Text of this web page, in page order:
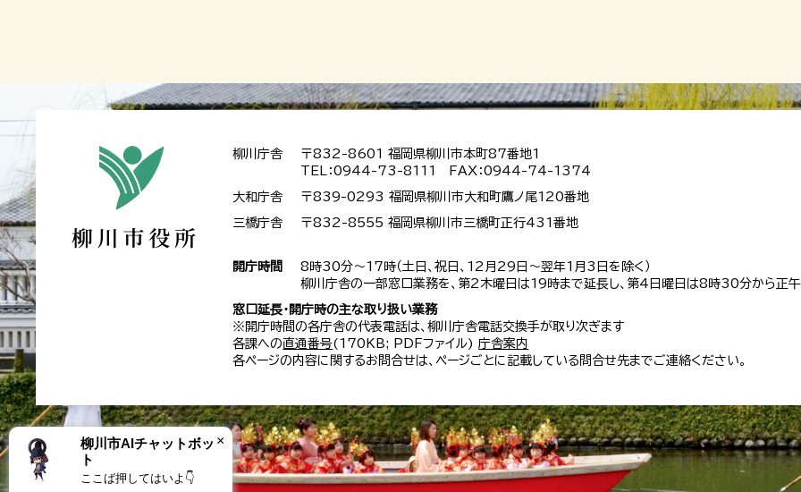
柳川庁舎
〒832-8601 福岡県柳川市本町87番地1
TEL：0944-73-8111 FAX：0944-74-1374
大和庁舎 〒839-0293 福岡県柳川市大和町鷹ノ尾120番地
三橋庁舎 〒832-8555 福岡県柳川市三橋町正行431番地
開庁時間
8時30分～17時（土日、祝日、12月29日～翌年1月3日を除く）
柳川庁舎の一部窓口業務を、第2木曜日は19時まで延長し、第4日曜日は8時30分から正午
窓口延長・開庁時の主な取り扱い業務
※開庁時間の各庁舎の代表電話は、柳川庁舎電話交換手が取り次ぎます
各課への直通番号(170KB; PDFファイル)庁舎案内
各ページの内容に関するお問合せは、ページごとに記載している問合せ先までご連絡ください。
柳川市AIチャットボッ
ト
ここば押してはいよ👇
×